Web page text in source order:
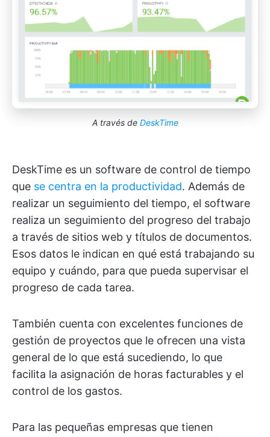
A través de DeskTime
DeskTime es un software de control de tiempo
que se centra en la productividad. Además de
realizar un seguimiento del tiempo, el software
realiza un seguimiento del progreso del trabajo
a través de sitios web y títulos de documentos.
Esos datos le indican en qué está trabajando su
equipo y cuándo, para que pueda supervisar el
progreso de cada tarea.
También cuenta con excelentes funciones de
gestión de proyectos que le ofrecen una vista
general de lo que está sucediendo, lo que
facilita la asignación de horas facturables y el
control de los gastos.
Para las pequeñas empresas que tienen